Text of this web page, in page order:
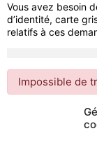
Vous avez besoin
d’identité, carte
relatifs à ces
Impossible de
Mairie de